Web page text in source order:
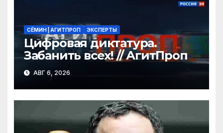
СЁМИН | АГИТПРОП ЭКСПЕРТЫ
Цифровая диктатура.
Забанить всех! // АгитПроп
АВГ 6, 2026